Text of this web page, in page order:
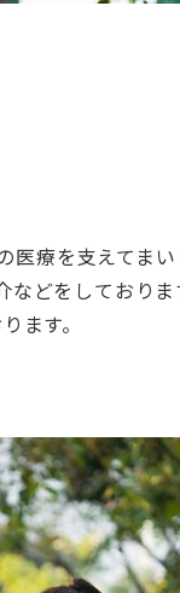
療を支えてまい
どをしておりま
ます。